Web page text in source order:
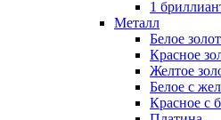
1
Металл
Белое
Красное
Желтое
Белое с
Красное с